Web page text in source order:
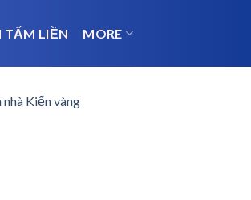
TẤM LIỀN MORE
nhà Kiến vàng